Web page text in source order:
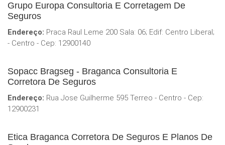
Grupo Europa Consultoria E Corretagem De
Seguros
Endereço: Praca Raul Leme 200 Sala: 06; Edif: Centro Liberal;
- Centro - Cep: 12900140
Sopacc Bragseg - Braganca Consultoria E
Corretora De Seguros
Endereço: Rua Jose Guilherme 595 Terreo - Centro - Cep:
12900231
Etica Braganca Corretora De Seguros E Planos De